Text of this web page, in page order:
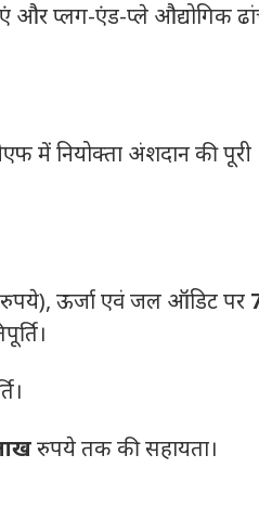
और प्लग-एंड-प्ले औद्योगिक
में नियोक्ता अंशदान की पूरी
ऊर्जा एवं जल ऑडिट पर
रुपये तक की सहायता।